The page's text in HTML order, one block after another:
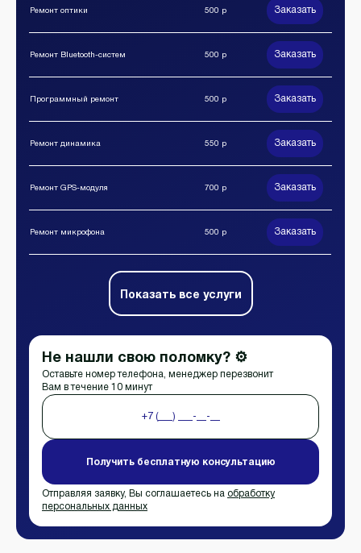
Ремонт оптики 500 р Заказать
Ремонт Bluetooth-систем 500 р Заказать
Программный ремонт 500 р Заказать
Ремонт динамика 550 р Заказать
Ремонт GPS-модуля 700 р Заказать
Ремонт микрофона 500 р Заказать
Показать все услуги
Не нашли свою поломку? ⚙️
Оставьте номер телефона, менеджер перезвонит
Вам в течение 10 минут
Получить бесплатную консультацию
Отправляя заявку, Вы соглашаетесь на обработку
персональных данных